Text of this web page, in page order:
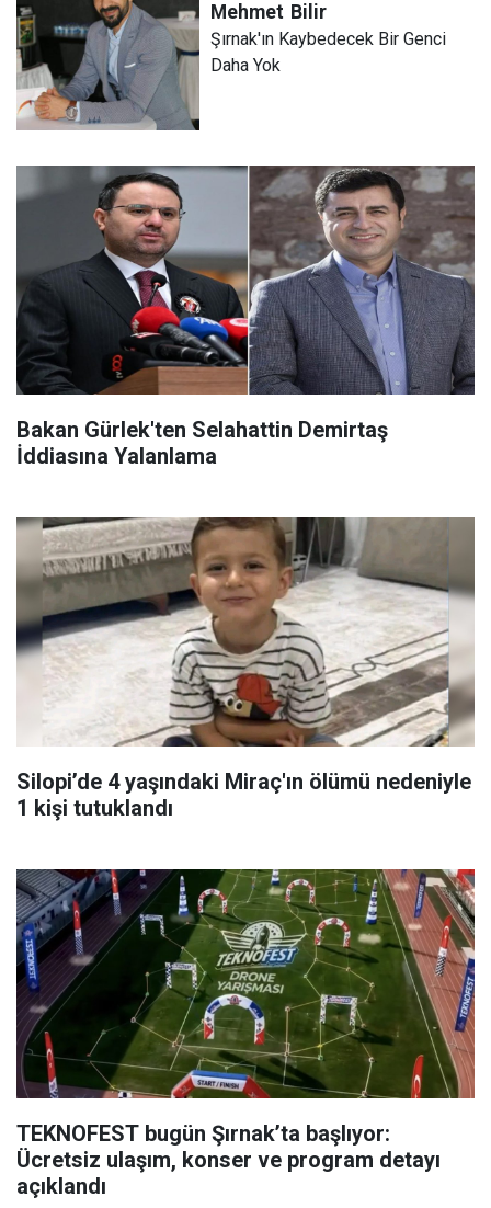
Mehmet Bilir
Şırnak'ın Kaybedecek Bir Genci
Daha Yok
Bakan Gürlek'ten Selahattin Demirtaş
İddiasına Yalanlama
Silopi’de 4 yaşındaki Miraç'ın ölümü nedeniyle
1 kişi tutuklandı
TEKNOFEST bugün Şırnak’ta başlıyor:
Ücretsiz ulaşım, konser ve program detayı
açıklandı